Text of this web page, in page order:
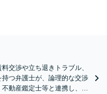
交渉や立ち退きトラブル、
つ弁護士が、論理的な交渉
動産鑑定士等と連携し、複